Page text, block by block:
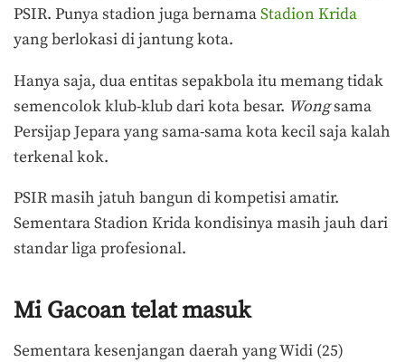
PSIR. Punya stadion juga bernamaStadion Krida
yang berlokasi di jantung kota.
Hanya saja, dua entitas sepakbola itu memang tidak
semencolok klub-klub dari kota besar. Wongsama
Persijap Jepara yang sama-sama kota kecil saja kalah
terkenal kok.
PSIR masih jatuh bangun di kompetisi amatir.
Sementara Stadion Krida kondisinya masih jauh dari
standar liga profesional.
Mi Gacoan telat masuk
Sementara kesenjangan daerah yang Widi (25)